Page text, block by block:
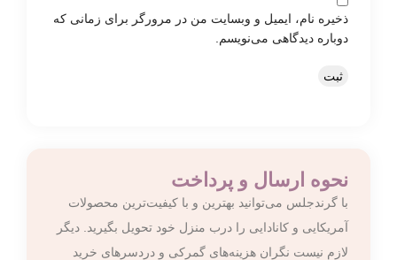
ذخیره نام، ایمیل و وبسایت من در مرورگر برای زمانی که
دوباره دیدگاهی می‌نویسم.
نحوه ارسال و پرداخت
با گرندجلس می‌توانید بهترین و با کیفیت‌ترین محصولات
آمریکایی و کانادایی را درب منزل خود تحویل بگیرید. دیگر
لازم نیست نگران هزینه‌های گمرکی و دردسرهای خرید